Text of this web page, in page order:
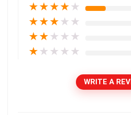
★★★★ ★
★★★ ★ ★
★★ ★ ★ ★
★ ★ ★ ★ ★
WRITE A